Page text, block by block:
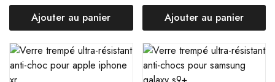
Ajouter au panier Ajouter au panier